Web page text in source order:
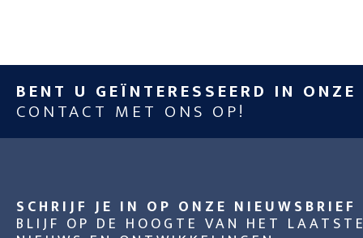
BENT U GEÏNTERESSEERD IN
CONTACT MET ONS OP!
SCHRIJF JE IN OP ONZE NIEUWSBRIEF
BLIJF OP DE HOOGTE VAN HET